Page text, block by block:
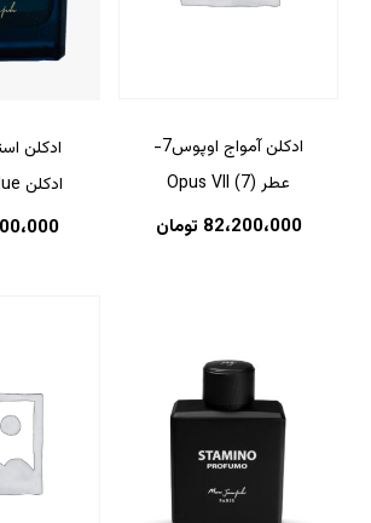
هیچ محصولی در سبد خرید نیست.
بازگشت به فروشگاه
ادکلن آمواج اوپوس7-
عطر (7) Opus VII
82،200،000 تومان
ادکلن
ادکلن Stamino Blue